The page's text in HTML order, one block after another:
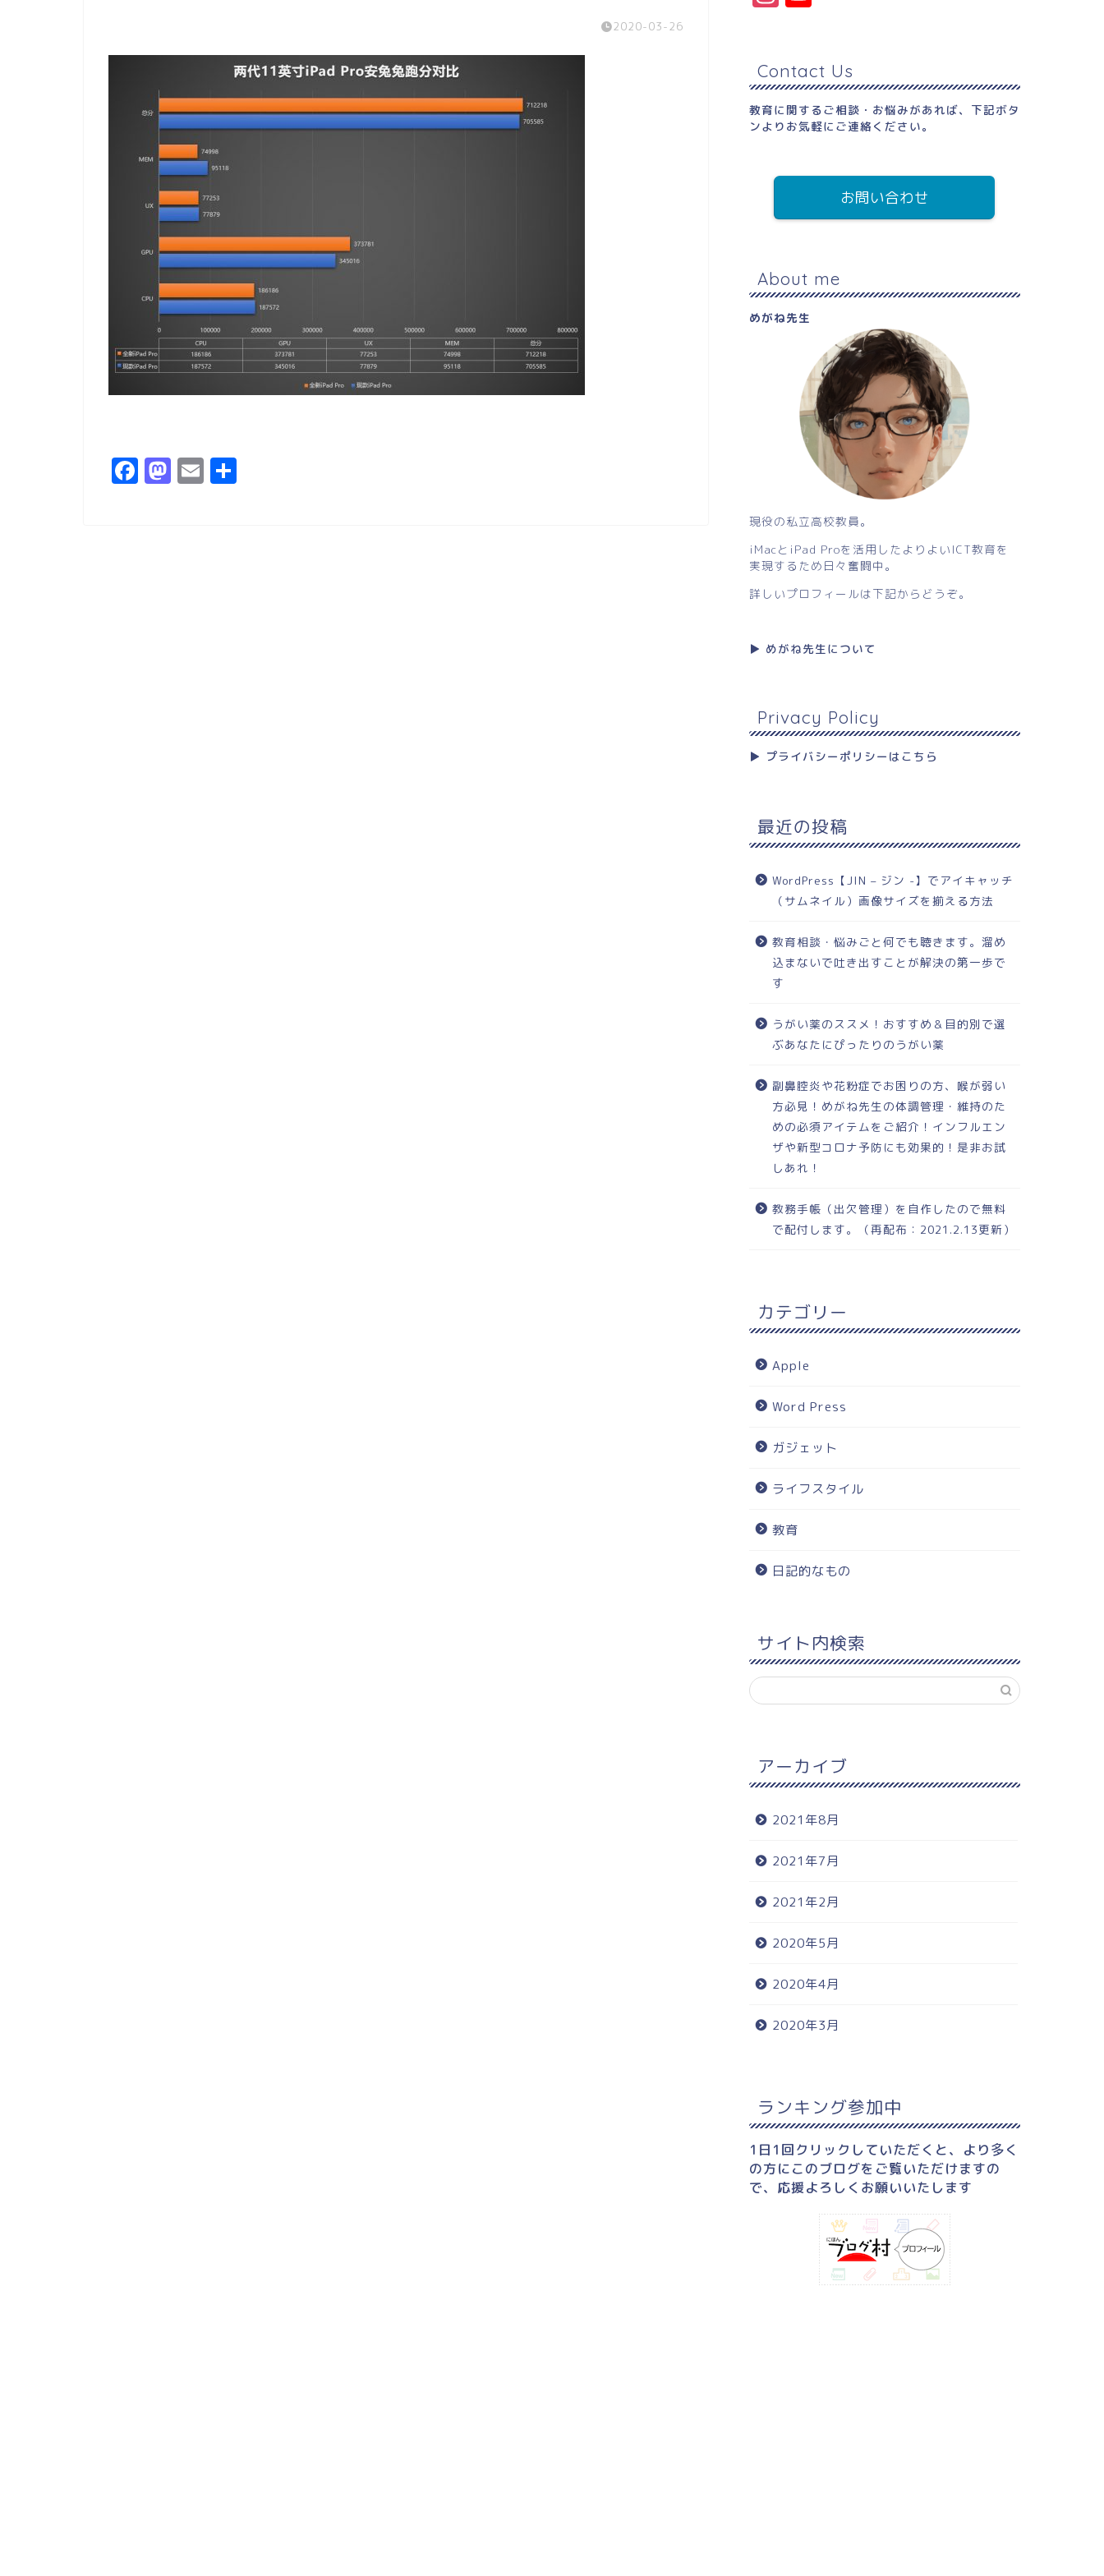
2020-03-26
F M E
a
g
r
m
T
u
b
C
a
n
el
Contact Us
教育に関するご相談・お悩みがあれば、下記ボタ
ンよりお気軽にご連絡ください。
お問い合わせ
About me
めがね先生
現役の私立高校教員。
iMacとiPad Proを活用したよりよいICT教育を
実現するため日々奮闘中。
詳しいプロフィールは下記からどうぞ。
▶︎ めがね先生について
Privacy Policy
▶︎ プライバシーポリシーはこちら
最近の投稿
WordPress【JIN – ジン -】でアイキャッチ
（サムネイル）画像サイズを揃える方法
教育相談・悩みごと何でも聴きます。溜め
込まないで吐き出すことが解決の第一歩で
す
うがい薬のススメ！おすすめ＆目的別で選
ぶあなたにぴったりのうがい薬
副鼻腔炎や花粉症でお困りの方、喉が弱い
方必見！めがね先生の体調管理・維持のた
めの必須アイテムをご紹介！インフルエン
ザや新型コロナ予防にも効果的！是非お試
しあれ！
教務手帳（出欠管理）を自作したので無料
で配付します。（再配布：2021.2.13更新）
カテゴリー
Apple
Word Press
ガジェット
ライフスタイル
教育
日記的なもの
サイト内検索
アーカイブ
2021年8月
2021年7月
2021年2月
2020年5月
2020年4月
2020年3月
ランキング参加中
1日1回クリックしていただくと、より多く
の方にこのブログをご覧いただけますの
で、応援よろしくお願いいたします